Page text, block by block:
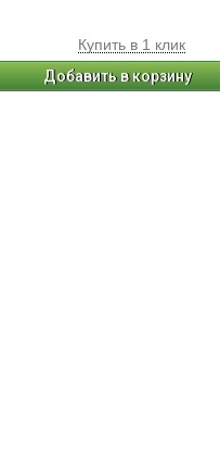
Купить в 1 клик
Добавить в корзину